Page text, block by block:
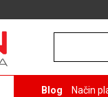
Blog Način